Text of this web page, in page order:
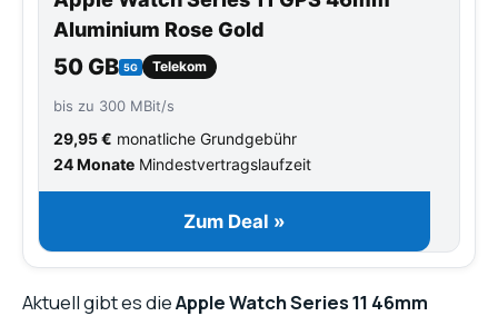
Aluminium Rose Gold
50 GB 5G Telekom
bis zu 300 MBit/s
29,95 € monatliche Grundgebühr
24 Monate Mindestvertragslaufzeit
Zum Deal »
Aktuell gibt es dieApple Watch Series 11 46mm